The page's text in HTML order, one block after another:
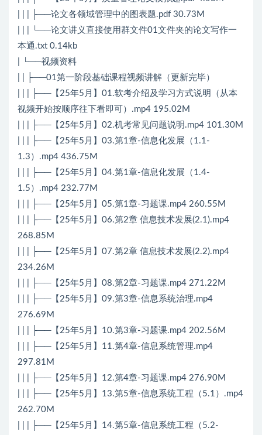
| | | ├──论文各领域管理中的图表题.pdf 30.73M
| | | └──论文讲义直接使用群文件01文件夹的论文写作一
本通.txt 0.14kb
| └──视频资料
| | ├──01第一阶段基础课程视频讲解（更新完毕）
| | | ├──【25年5月】01.软考介绍及学习方式说明（从本
视频开始按顺序往下看即可）.mp4 195.02M
| | | ├──【25年5月】02.机考常见问题说明.mp4 101.30M
| | | ├──【25年5月】03.第1章-信息化发展（1.1-
1.3）.mp4 436.75M
| | | ├──【25年5月】04.第1章-信息化发展（1.4-
1.5）.mp4 232.77M
| | | ├──【25年5月】05.第1章-习题课.mp4 260.55M
| | | ├──【25年5月】06.第2章 信息技术发展(2.1).mp4
268.85M
| | | ├──【25年5月】07.第2章 信息技术发展(2.2).mp4
234.26M
| | | ├──【25年5月】08.第2章-习题课.mp4 271.22M
| | | ├──【25年5月】09.第3章-信息系统治理.mp4
276.69M
| | | ├──【25年5月】10.第3章-习题课.mp4 202.56M
| | | ├──【25年5月】11.第4章-信息系统管理.mp4
297.81M
| | | ├──【25年5月】12.第4章-习题课.mp4 276.90M
| | | ├──【25年5月】13.第5章-信息系统工程（5.1）.mp4
262.70M
| | | ├──【25年5月】14.第5章-信息系统工程（5.2-